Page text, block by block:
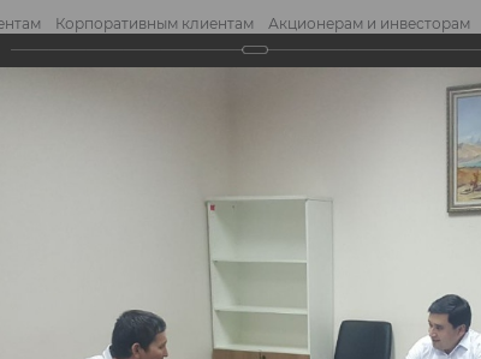
Корпоративным клиентам Акционерам и инвесторам